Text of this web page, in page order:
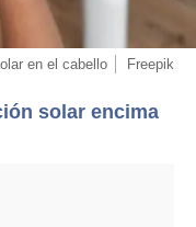
en el cabello Freepik
solar encima